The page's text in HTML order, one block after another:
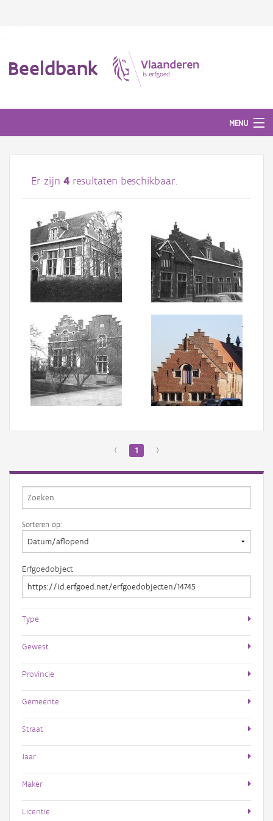
Beeldbank
MENU
Afbeeldingen
#BeeldIndeKijker
Hergebruik
Over ons
Aanmelden
Er zijn 4 resultaten beschikbaar.
‹ 1 ›
Sorteren op:
Erfgoedobject
Type
Gewest
Provincie
Gemeente
Straat
Jaar
Maker
Licentie